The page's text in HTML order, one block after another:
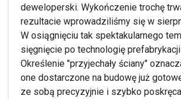
deweloperski. Wykończenie trochę
rezultacie wprowadziliśmy się w
W osiągnięciu tak spektakularnego
sięgnięcie po technologię prefabrykacji
Określenie "przyjechały ściany"
one dostarczone na budowę już
ze sobą precyzyjnie i szybko